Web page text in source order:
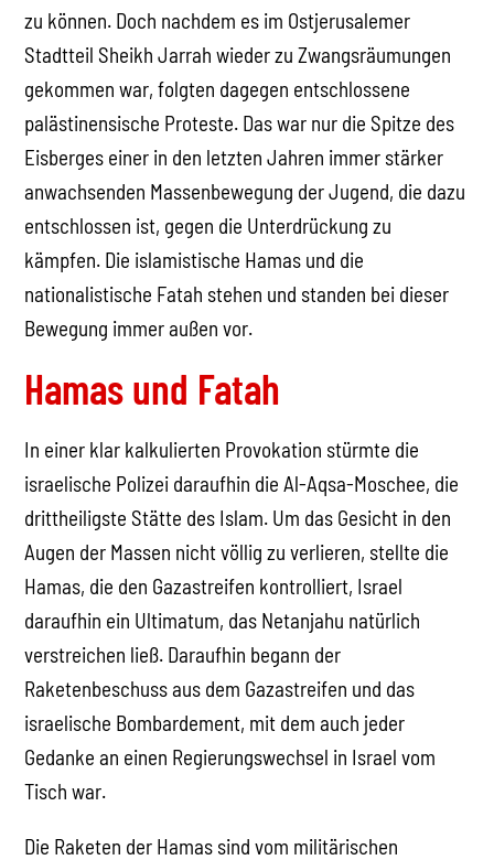
zu können. Doch nachdem es im Ostjerusalemer
Stadtteil Sheikh Jarrah wieder zu Zwangsräumungen
gekommen war, folgten dagegen entschlossene
palästinensische Proteste. Das war nur die Spitze des
Eisberges einer in den letzten Jahren immer stärker
anwachsenden Massenbewegung der Jugend, die dazu
entschlossen ist, gegen die Unterdrückung zu
kämpfen. Die islamistische Hamas und die
nationalistische Fatah stehen und standen bei dieser
Bewegung immer außen vor.
Hamas und Fatah
In einer klar kalkulierten Provokation stürmte die
israelische Polizei daraufhin die Al-Aqsa-Moschee, die
drittheiligste Stätte des Islam. Um das Gesicht in den
Augen der Massen nicht völlig zu verlieren, stellte die
Hamas, die den Gazastreifen kontrolliert, Israel
daraufhin ein Ultimatum, das Netanjahu natürlich
verstreichen ließ. Daraufhin begann der
Raketenbeschuss aus dem Gazastreifen und das
israelische Bombardement, mit dem auch jeder
Gedanke an einen Regierungswechsel in Israel vom
Tisch war.
Die Raketen der Hamas sind vom militärischen